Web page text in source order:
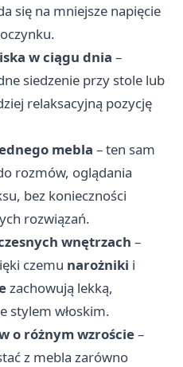
się na mniejsze napięcie
w ciągu dnia –
siedzenie przy stole lub
relaksacyjną pozycję
mebla – ten sam
rozmów, oglądania
bez konieczności
rozwiązań.
wnętrzach –
czemu narożniki i
zachowują lekką,
stylem włoskim.
o różnym wzroście–
z mebla zarówno